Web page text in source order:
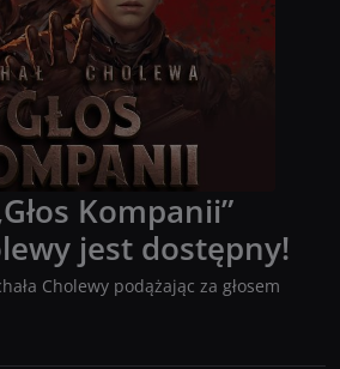
Kompanii”
jest dostępny!
Cholewy podążając za głosem